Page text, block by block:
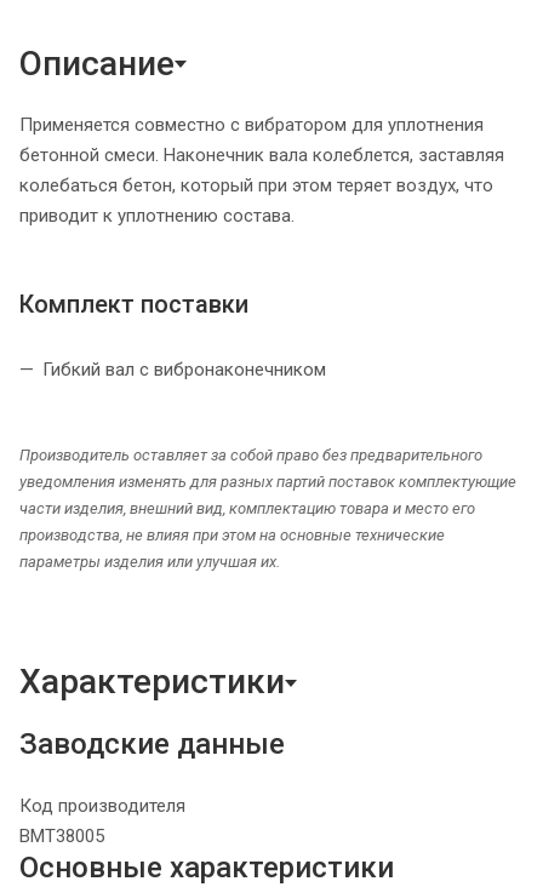
Описание
Применяется совместно с вибратором для уплотнения
бетонной смеси. Наконечник вала колеблется, заставляя
колебаться бетон, который при этом теряет воздух, что
приводит к уплотнению состава.
Комплект поставки
Гибкий вал с вибронаконечником
Производитель оставляет за собой право без предварительного
уведомления изменять для разных партий поставок комплектующие
части изделия, внешний вид, комплектацию товара и место его
производства, не влияя при этом на основные технические
параметры изделия или улучшая их.
Характеристики
Заводские данные
Код производителя
ВМТ38005
Основные характеристики